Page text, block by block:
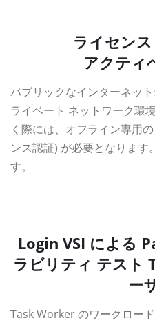
ライセン
アクティ
パブリックなインターネッ
ライベート ネットワーク環
く際には、オフライン専用
ンス認証) が必要となります
す。
Login VSI による
ラビリティ テスト
ー
Task Worker のワークロー